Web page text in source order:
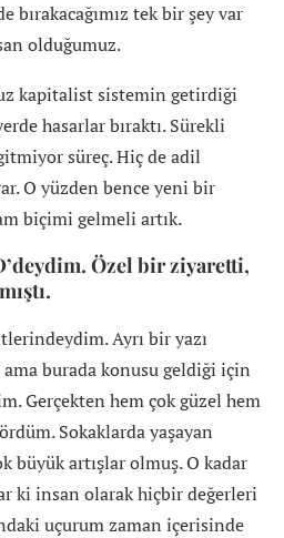
bırakacağımız tek bir şey var
olduğumuz.
kapitalist sistemin getirdiği
hasarlar bıraktı. Sürekli
süreç. Hiç de adil
O yüzden bence yeni bir
biçimi gelmeli artık.
Özel bir ziyaretti,
Ayrı bir yazı
burada konusu geldiği için
Gerçekten hem çok güzel hem
Sokaklarda yaşayan
büyük artışlar olmuş. O kadar
ki insan olarak hiçbir değerleri
uçurum zaman içerisinde